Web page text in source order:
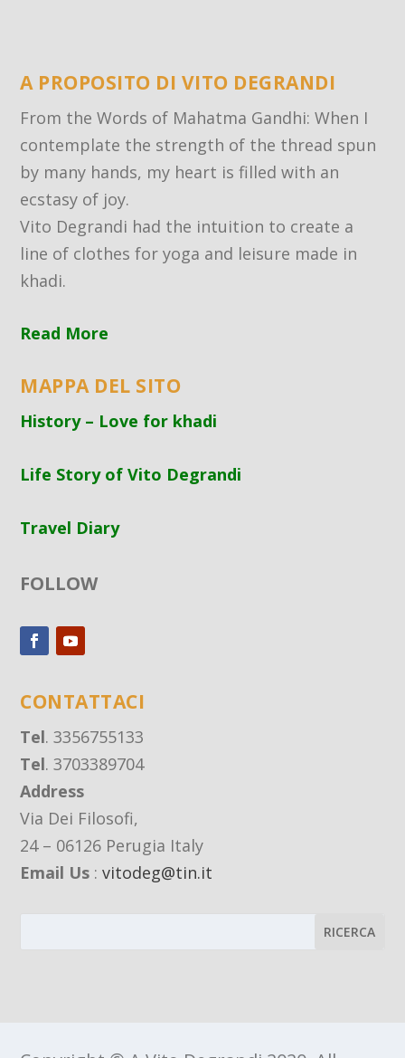
A PROPOSITO DI VITO DEGRANDI
From the Words of Mahatma Gandhi: When I
contemplate the strength of the thread spun
by many hands, my heart is filled with an
ecstasy of joy.
Vito Degrandi had the intuition to create a
line of clothes for yoga and leisure made in
khadi.
Read More
MAPPA DEL SITO
History – Love for khadi
Life Story of Vito Degrandi
Travel Diary
FOLLOW
CONTATTACI
Tel. 3356755133
Tel. 3703389704
Address
Via Dei Filosofi,
24 – 06126 Perugia Italy
Email Us :vitodeg@tin.it